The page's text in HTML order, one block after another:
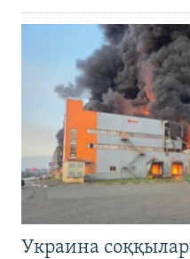
Украина